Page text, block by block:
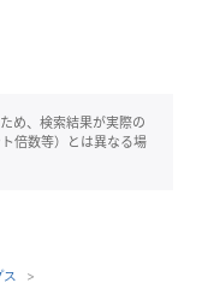
め、検索結果が実際の
倍数等）とは異なる場
ス